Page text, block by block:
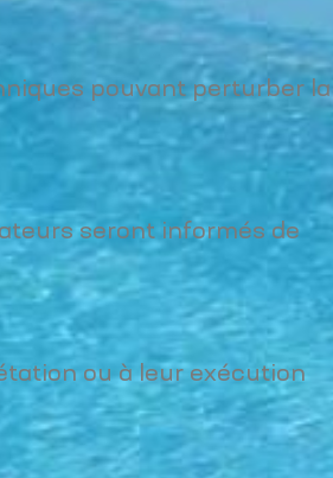
pouvant perturber la
seront informés de
ou à leur exécution